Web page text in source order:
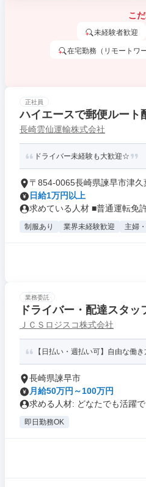
こ
未経験者歓迎
在宅勤務（リモートワ
正社員
ハイエースで郵便ルート
長崎雲仙運輸株式会社
ドライバー未経験も大歓迎☆
〒854-0065長崎県諫早市津久
日給1万円以上
求めている人材 ■普通運転免
制服あり 業界未経験歓迎 主婦
業務委託
ドライバー・配達スタッ
ＪＣＳロジスコ株式会社
【日払い・週払い可】自由な働
長崎県諫早市
月給50万円～100万円
求める人材: どなたでも活躍
即日勤務OK